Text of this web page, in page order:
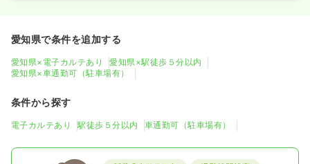
愛知県で条件を追加する
愛知県×電子カルテあり
愛知県×駅徒歩５分以内
愛知県×車通勤可（駐車場有）
条件から探す
電子カルテあり 駅徒歩５分以内 車通勤可（駐車場有）